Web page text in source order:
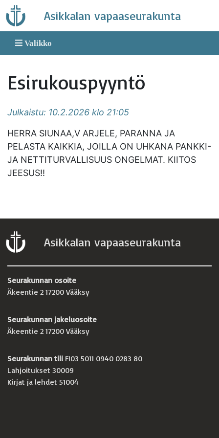
Skip
to
content
Asikkalan vapaaseurakunta
Valikko
Esirukouspyyntö
Julkaistu: 10.2.2026 klo 21:05
HERRA SIUNAA,V ARJELE, PARANNA JA
PELASTA KAIKKIA, JOILLA ON UHKANA PANKKI-
JA NETTITURVALLISUUS ONGELMAT. KIITOS
JEESUS!!
Asikkalan vapaaseurakunta
Seurakunnan osoite
Äkeentie 2 17200 Vääksy
Seurakunnan jakeluosoite
Äkeentie 2 17200 Vääksy
Seurakunnan tili FI03 5011 0940 0283 80
Lahjoitukset 30009
Kirjat ja lehdet 51004